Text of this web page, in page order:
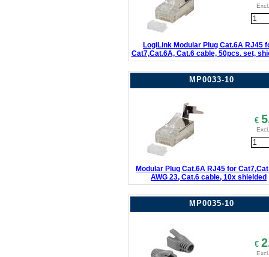
LogiLink Modular Plug Cat.6A RJ45
Cat7,Cat.6A, Cat.6 cable, 50pcs. set,
MP0033-10
€
Modular Plug Cat.6A RJ45 for
AWG 23, Cat.6 cable, 10x shielded
MP0035-10
€